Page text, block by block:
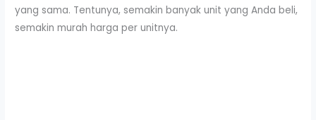
yang sama. Tentunya, semakin banyak unit yang Anda beli,
semakin murah harga per unitnya.